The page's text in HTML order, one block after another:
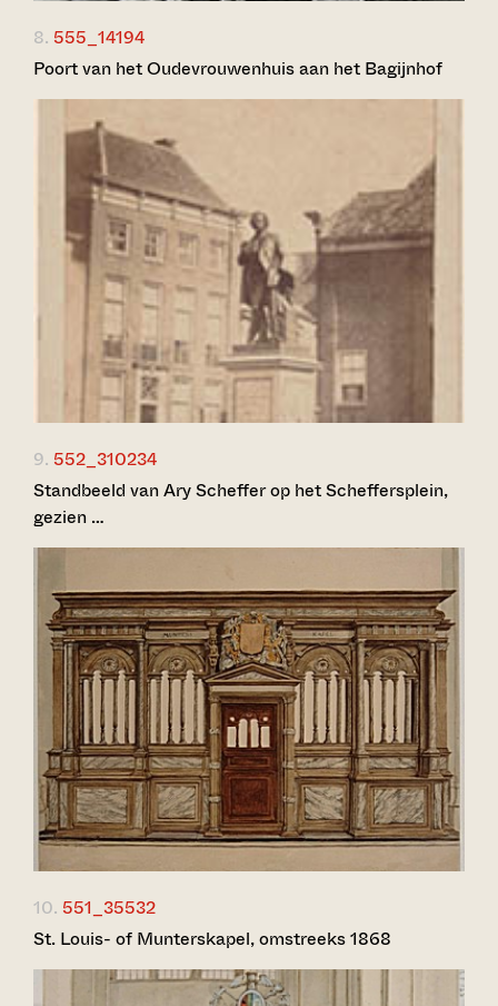
8. 555_14194
Poort van het Oudevrouwenhuis aan het Bagijnhof
9. 552_310234
Standbeeld van Ary Scheffer op het Scheffersplein,
gezien …
10. 551_35532
St. Louis- of Munterskapel, omstreeks 1868